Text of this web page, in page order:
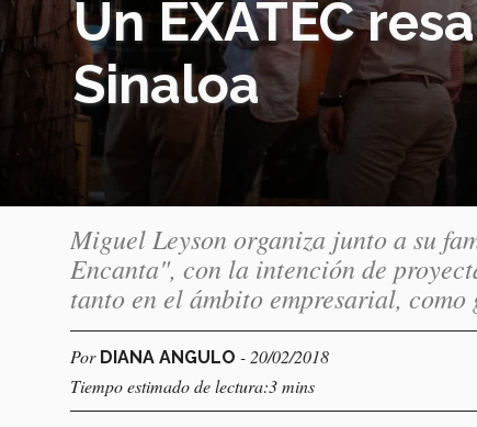
Un EXATEC
Sinaloa
Miguel Leyson organiza junto a su
Encanta", con la intención de
tanto en el ámbito empresarial,
Por DIANA ANGULO - 20/02/2018
Tiempo estimado de lectura:3 mins